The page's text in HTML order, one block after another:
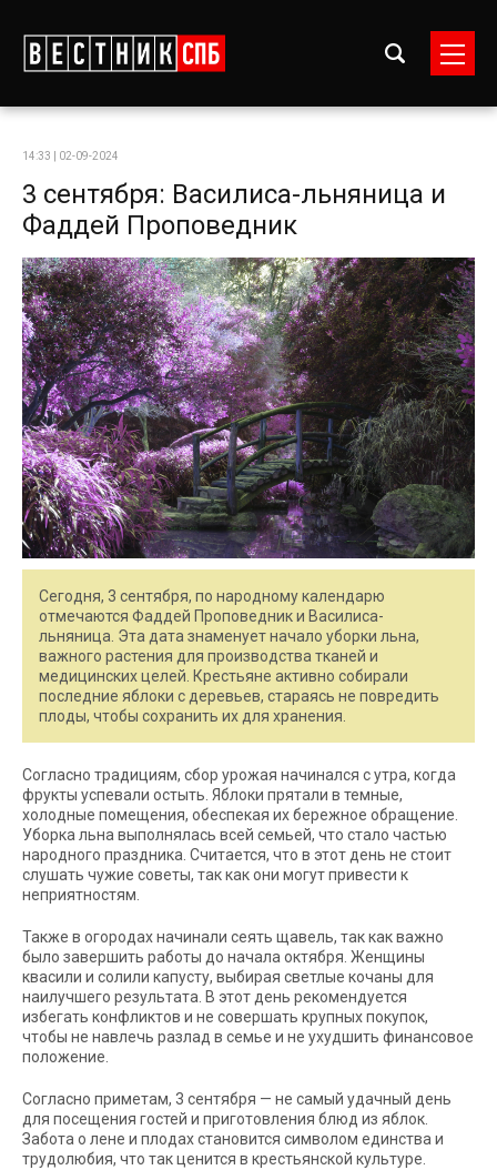
14:33 | 02-09-2024
3 сентября: Василиса-льняница и
Фаддей Проповедник
Сегодня, 3 сентября, по народному календарю
отмечаются Фаддей Проповедник и Василиса-
льняница. Эта дата знаменует начало уборки льна,
важного растения для производства тканей и
медицинских целей. Крестьяне активно собирали
последние яблоки с деревьев, стараясь не повредить
плоды, чтобы сохранить их для хранения.
Согласно традициям, сбор урожая начинался с утра, когда
фрукты успевали остыть. Яблоки прятали в темные,
холодные помещения, обеспекая их бережное обращение.
Уборка льна выполнялась всей семьей, что стало частью
народного праздника. Считается, что в этот день не стоит
слушать чужие советы, так как они могут привести к
неприятностям.
Также в огородах начинали сеять щавель, так как важно
было завершить работы до начала октября. Женщины
квасили и солили капусту, выбирая светлые кочаны для
наилучшего результата. В этот день рекомендуется
избегать конфликтов и не совершать крупных покупок,
чтобы не навлечь разлад в семье и не ухудшить финансовое
положение.
Согласно приметам, 3 сентября — не самый удачный день
для посещения гостей и приготовления блюд из яблок.
Забота о лене и плодах становится символом единства и
трудолюбия, что так ценится в крестьянской культуре.